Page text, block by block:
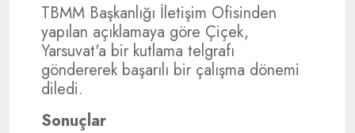
TBMM Başkanlığı İletişim Ofisinden
yapılan açıklamaya göre Çiçek,
Yarsuvat'a bir kutlama telgrafı
göndererek başarılı bir çalışma dönemi
diledi.
Sonuçlar